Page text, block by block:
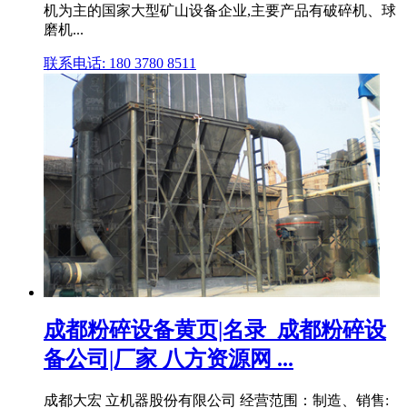
机为主的国家大型矿山设备企业,主要产品有破碎机、球
磨机...
联系电话: 180 3780 8511
成都粉碎设备黄页|名录_成都粉碎设
备公司|厂家 八方资源网 ...
成都大宏 立机器股份有限公司 经营范围：制造、销售: